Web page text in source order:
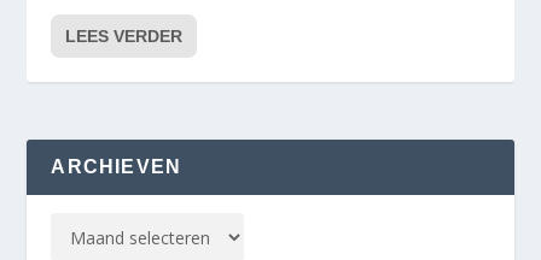
LEES VERDER
ARCHIEVEN